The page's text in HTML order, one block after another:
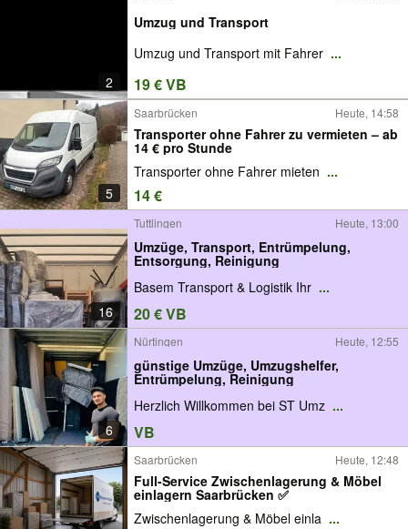
2
Umzug und Transport
Umzug und Transport mit Fahrer ...
19 € VB
5
Saarbrücken Heute, 14:58
Transporter ohne Fahrer zu vermieten – ab
14 € pro Stunde
Transporter ohne Fahrer mieten ...
14 €
16
Tuttlingen Heute, 13:00
Umzüge, Transport, Entrümpelung,
Entsorgung, Reinigung
Basem Transport & Logistik Ihr ...
20 € VB
6
Nürtingen Heute, 12:55
günstige Umzüge, Umzugshelfer,
Entrümpelung, Reinigung
Herzlich Willkommen bei ST Umz ...
VB
Saarbrücken Heute, 12:48
Full-Service Zwischenlagerung & Möbel
einlagern Saarbrücken ✅
Zwischenlagerung & Möbel einla ...